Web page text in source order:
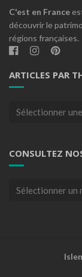
C'est en France
découvrir le
régions françaises.
ARTICLES PAR
Articles
CONSULTEZ
Consultez